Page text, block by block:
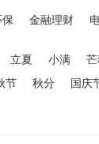
金融理财
立夏 小满
节 秋分 国庆